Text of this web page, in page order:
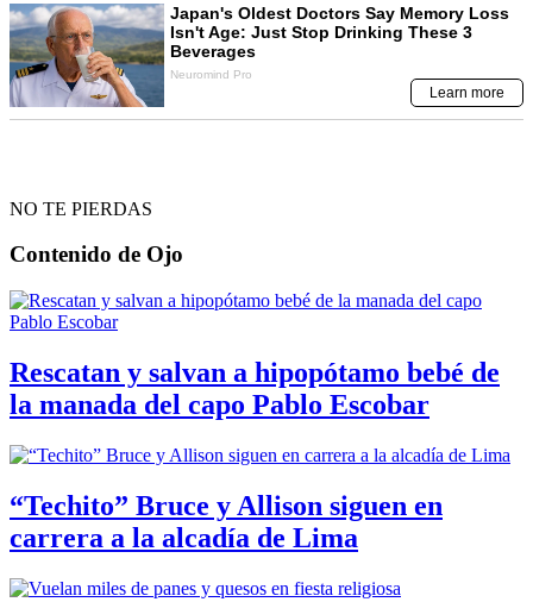
NO TE PIERDAS
Contenido de Ojo
Rescatan y salvan a hipopótamo bebé de
la manada del capo Pablo Escobar
“Techito” Bruce y Allison siguen en
carrera a la alcadía de Lima